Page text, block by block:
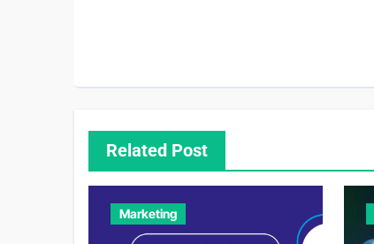
Related Post
Marketing